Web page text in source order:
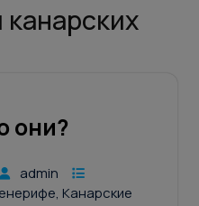
канарских
они?
admin
Канарские